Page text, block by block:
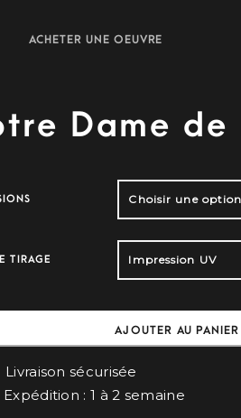
ACHETER UNE OEUVRE
Dame de
TIRAGE
AJOUTER AU PANIER
Livraison sécurisée
Expédition : 1 à 2 semaine